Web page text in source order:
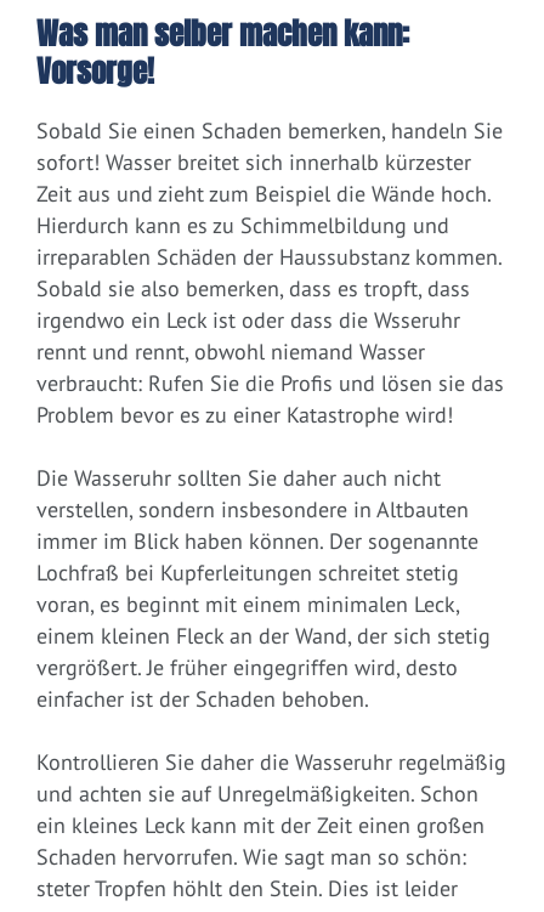
Was man selber machen kann:
Vorsorge!
Sobald Sie einen Schaden bemerken, handeln Sie
sofort! Wasser breitet sich innerhalb kürzester
Zeit aus und zieht zum Beispiel die Wände hoch.
Hierdurch kann es zu Schimmelbildung und
irreparablen Schäden der Haussubstanz kommen.
Sobald sie also bemerken, dass es tropft, dass
irgendwo ein Leck ist oder dass die Wsseruhr
rennt und rennt, obwohl niemand Wasser
verbraucht: Rufen Sie die Profis und lösen sie das
Problem bevor es zu einer Katastrophe wird!
Die Wasseruhr sollten Sie daher auch nicht
verstellen, sondern insbesondere in Altbauten
immer im Blick haben können. Der sogenannte
Lochfraß bei Kupferleitungen schreitet stetig
voran, es beginnt mit einem minimalen Leck,
einem kleinen Fleck an der Wand, der sich stetig
vergrößert. Je früher eingegriffen wird, desto
einfacher ist der Schaden behoben.
Kontrollieren Sie daher die Wasseruhr regelmäßig
und achten sie auf Unregelmäßigkeiten. Schon
ein kleines Leck kann mit der Zeit einen großen
Schaden hervorrufen. Wie sagt man so schön:
steter Tropfen höhlt den Stein. Dies ist leider